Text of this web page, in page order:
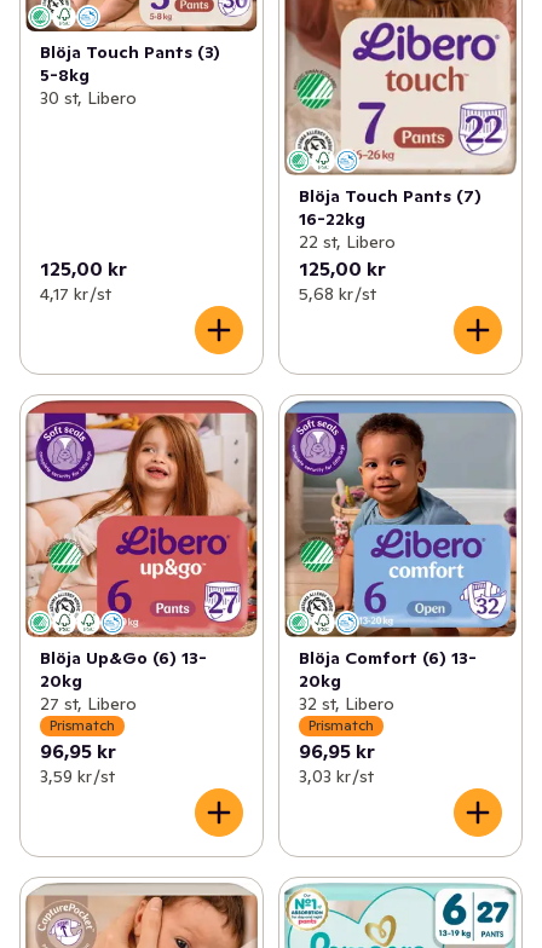
Blöja Touch Pants (3)
5-8kg
30 st, Libero
125,00 kr
4,17 kr /st
Blöja Touch Pants (7)
16-22kg
22 st, Libero
125,00 kr
5,68 kr /st
Blöja Up&Go (6) 13-
20kg
27 st, Libero
Prismatch
96,95 kr
3,59 kr /st
Blöja Comfort (6) 13-
20kg
32 st, Libero
Prismatch
96,95 kr
3,03 kr /st